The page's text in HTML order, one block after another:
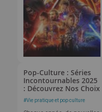
Pop-Culture : Séries
Incontournables 2025
: Découvrez Nos Choix
#Vie pratique et pop culture